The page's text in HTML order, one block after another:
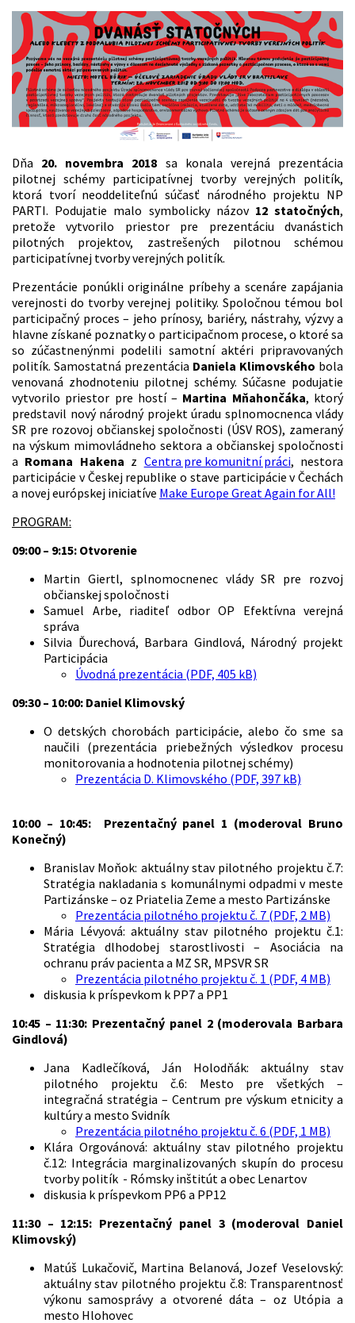
Dňa 20. novembra 2018 sa konala verejná prezentácia
pilotnej schémy participatívnej tvorby verejných politík,
ktorá tvorí neoddeliteľnú súčasť národného projektu NP
PARTI. Podujatie malo symbolicky názov 12 statočných,
pretože vytvorilo priestor pre prezentáciu dvanástich
pilotných projektov, zastrešených pilotnou schémou
participatívnej tvorby verejných politík.
Prezentácie ponúkli originálne príbehy a scenáre zapájania
verejnosti do tvorby verejnej politiky. Spoločnou témou bol
participačný proces – jeho prínosy, bariéry, nástrahy, výzvy a
hlavne získané poznatky o participačnom procese, o ktoré sa
so zúčastnenýnmi podelili samotní aktéri pripravovaných
politík. Samostatná prezentácia Daniela Klimovského bola
venovaná zhodnoteniu pilotnej schémy. Súčasne podujatie
vytvorilo priestor pre hostí – Martina Mňahončáka, ktorý
predstavil nový národný projekt úradu splnomocnenca vlády
SR pre rozovoj občianskej spoločnosti (ÚSV ROS), zameraný
na výskum mimovládneho sektora a občianskej spoločnosti
a Romana Hakena z Centra pre komunitní práci, nestora
participácie v Českej republike o stave participácie v Čechách
a novej európskej iniciatíve Make Europe Great Again for All!
PROGRAM:
09:00 – 9:15: Otvorenie
Martin Giertl, splnomocnenec vlády SR pre rozvoj
občianskej spoločnosti
Samuel Arbe, riaditeľ odbor OP Efektívna verejná
správa
Silvia Ďurechová, Barbara Gindlová, Národný projekt
Participácia
Úvodná prezentácia (PDF, 405 kB)
09:30 – 10:00: Daniel Klimovský
O detských chorobách participácie, alebo čo sme sa
naučili (prezentácia priebežných výsledkov procesu
monitorovania a hodnotenia pilotnej schémy)
Prezentácia D. Klimovského (PDF, 397 kB)
10:00 – 10:45: Prezentačný panel 1 (moderoval Bruno
Konečný)
Branislav Moňok: aktuálny stav pilotného projektu č.7:
Stratégia nakladania s komunálnymi odpadmi v meste
Partizánske – oz Priatelia Zeme a mesto Partizánske
Prezentácia pilotného projektu č. 7 (PDF, 2 MB)
Mária Lévyová: aktuálny stav pilotného projektu č.1:
Stratégia dlhodobej starostlivosti – Asociácia na
ochranu práv pacienta a MZ SR, MPSVR SR
Prezentácia pilotného projektu č. 1 (PDF, 4 MB)
diskusia k príspevkom k PP7 a PP1
10:45 – 11:30: Prezentačný panel 2 (moderovala Barbara
Gindlová)
Jana Kadlečíková, Ján Holodňák: aktuálny stav
pilotného projektu č.6: Mesto pre všetkých –
integračná stratégia – Centrum pre výskum etnicity a
kultúry a mesto Svidník
Prezentácia pilotného projektu č. 6 (PDF, 1 MB)
Klára Orgovánová: aktuálny stav pilotného projektu
č.12: Integrácia marginalizovaných skupín do procesu
tvorby politík - Rómsky inštitút a obec Lenartov
diskusia k príspevkom PP6 a PP12
11:30 – 12:15: Prezentačný panel 3 (moderoval Daniel
Klimovský)
Matúš Lukačovič, Martina Belanová, Jozef Veselovský:
aktuálny stav pilotného projektu č.8: Transparentnosť
výkonu samosprávy a otvorené dáta – oz Utópia a
mesto Hlohovec